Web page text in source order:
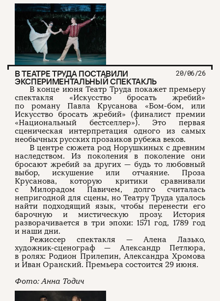
В ТЕАТРЕ ТРУДА ПОСТАВИЛИ
ЭКСПЕРИМЕНТАЛЬНЫЙ СПЕКТАКЛЬ
20/06/26
В конце июня Театр Труда покажет премьеру
спектакля «Искусство бросать жребий»
по роману Павла Крусанова «Бом-бом, или
Искусство бросать жребий» (финалист премии
«Национальный бестселлер»). Это первая
сценическая интерпретация одного из самых
необычных русских прозаиков рубежа веков.
В центре сюжета род Норушкиных с древним
наследством. Из поколения в поколение они
бросают жребий за других — будь то любовный
выбор, искушение или отчаяние. Проза
Крусанова, которую критики сравнивали
с Милорадом Павичем, долго считалась
непригодной для сцены, но Театру Труда удалось
найти подходящий язык, чтобы перенести его
барочную и мистическую прозу. История
разворачивается в три эпохи: 1571 год, 1789 год
и наши дни.
Режиссер спектакля — Алена Лазько,
художник-сценограф — Александр Петлюра,
в ролях: Родион Прилепин, Александра Хромова
и Иван Оранский. Премьера состоится 29 июня.
Фото: Анна Тодич
О проекте
Команда
Авторы
Журнал
Подписаться на журнал
ЧТИВО ДОМ
YouTube
Telegram
Рекламодателям
Пользовательское соглашение
Политика конфиденциальности
16+
(c) ЧТИВО 2026. Все права защищены
Разработка:Astroshock